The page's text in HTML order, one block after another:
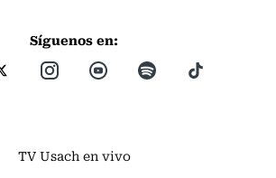
Síguenos en:
TV Usach en vivo